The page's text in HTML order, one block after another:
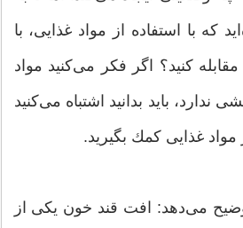
كه با استفاده از مواد غذایی، با
كنید؟ اگر فكر می‌كنید مواد
ندارد، باید بدانید اشتباه می‌كنید
مواد غذایی كمك بگیرید.
می‌دهد: افت قند خون یكی از